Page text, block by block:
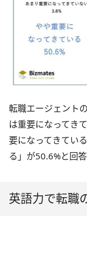
転職エージェント
は重要になってき
要になってきてい
る」が50.6%と回答
英語力で転職